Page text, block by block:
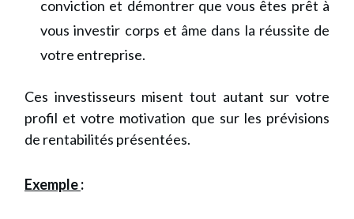
conviction et démontrer que vous êtes prêt à
vous investir corps et âme dans la réussite de
votre entreprise.
Ces investisseurs misent tout autant sur votre
profil et votre motivation que sur les prévisions
de rentabilités présentées.
Exemple: